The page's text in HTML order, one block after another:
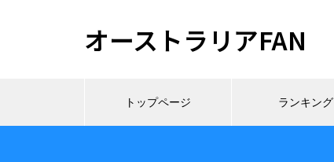
オーストラリアFAN
トップページ ランキング